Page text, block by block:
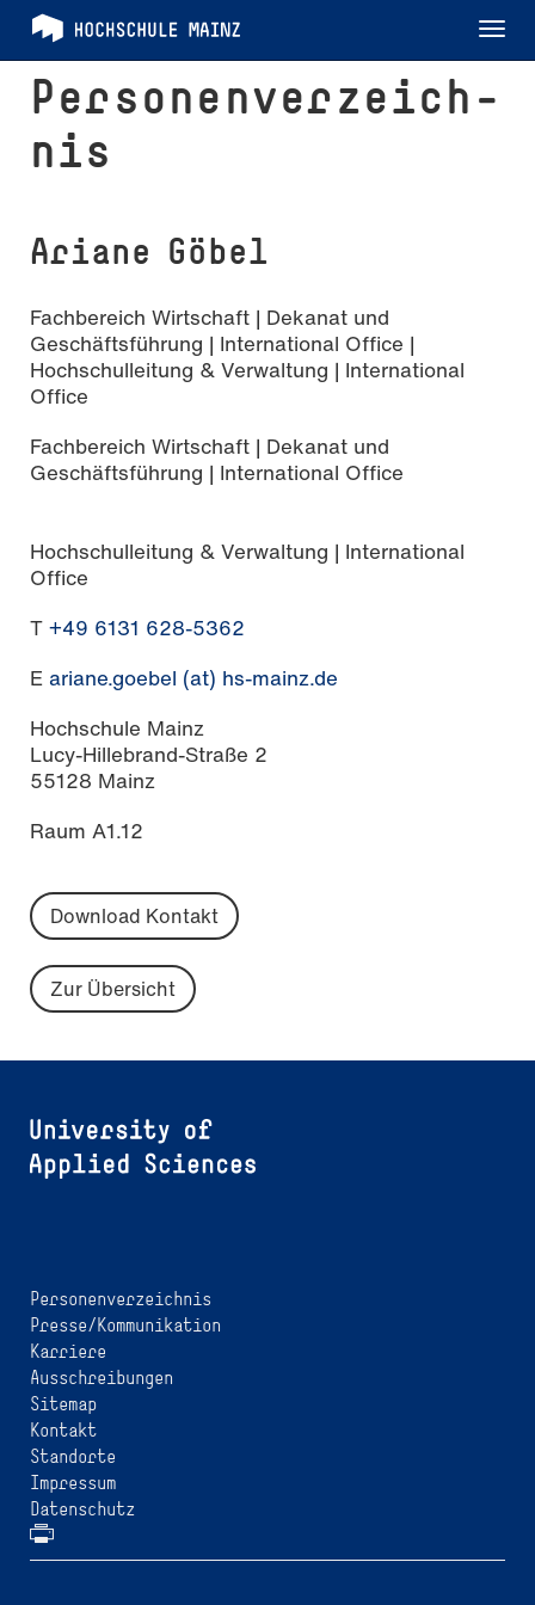
Per­so­nen­ver­zeich­
nis
Ariane Göbel
Fachbereich Wirtschaft | Dekanat und
Geschäftsführung | International Office |
Hochschulleitung & Verwaltung | International
Office
Fachbereich Wirtschaft | Dekanat und
Geschäftsführung | International Office
Hochschulleitung & Verwaltung | International
Office
T +49 6131 628-5362
E ariane.goebel (at) hs-mainz.de
Hochschule Mainz
Lucy-Hillebrand-Straße 2
55128 Mainz
Raum A1.12
Download Kontakt
Zur Übersicht
Personenverzeichnis
Presse/Kommunikation
Karriere
Ausschreibungen
Sitemap
Kontakt
Standorte
Impressum
Datenschutz